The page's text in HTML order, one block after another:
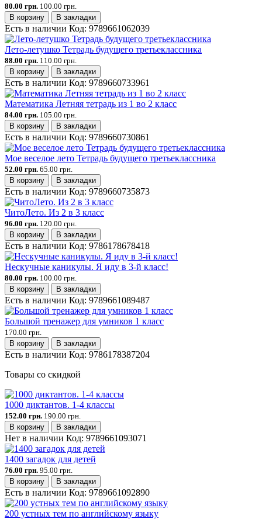
80.00 грн. 100.00 грн.
В корзину
В закладки
Есть в наличии Код: 9789661062039
Лето-летушко Тетрадь будущего третьеклассника
88.00 грн. 110.00 грн.
В корзину
В закладки
Есть в наличии Код: 9789660733961
Математика Летняя тетрадь из 1 во 2 класс
84.00 грн. 105.00 грн.
В корзину
В закладки
Есть в наличии Код: 9789660730861
Мое веселое лето Тетрадь будущего третьеклассника
52.00 грн. 65.00 грн.
В корзину
В закладки
Есть в наличии Код: 9789660735873
ЧитоЛето. Из 2 в 3 класс
96.00 грн. 120.00 грн.
В корзину
В закладки
Есть в наличии Код: 9786178678418
Нескучные каникулы. Я иду в 3-й класс!
80.00 грн. 100.00 грн.
В корзину
В закладки
Есть в наличии Код: 9789661089487
Большой тренажер для умников 1 класс
170.00 грн.
В корзину
В закладки
Есть в наличии Код: 9786178387204
Товары со скидкой
1000 диктантов. 1-4 классы
152.00 грн. 190.00 грн.
В корзину
В закладки
Нет в наличии Код: 9789661093071
1400 загадок для детей
76.00 грн. 95.00 грн.
В корзину
В закладки
Есть в наличии Код: 9789661092890
200 устных тем по английскому языку